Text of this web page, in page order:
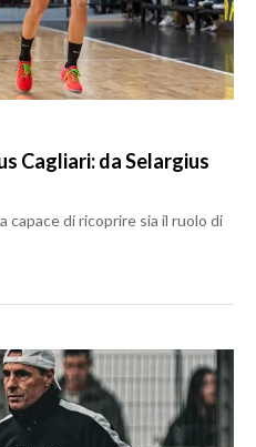
Cagliari: da Selargius
di ricoprire sia il ruolo di